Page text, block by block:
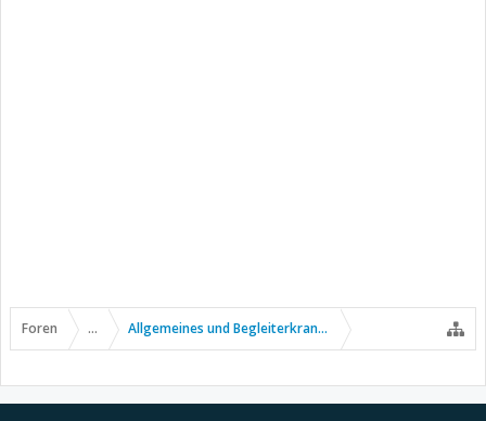
Foren ... Allgemeines und Begleiterkrankungen